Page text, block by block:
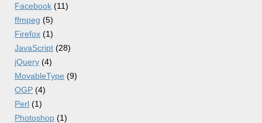
Facebook (11)
ffmpeg (5)
Firefox (1)
JavaScript (28)
jQuery (4)
MovableType (9)
OGP (4)
Perl (1)
Photoshop (1)